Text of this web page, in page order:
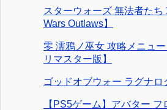
スターウォーズ 無法者た
Wars Outlaws】
零 濡鴉ノ巫女 攻略メニュ
リマスター版】
ゴッドオブウォー ラグナロ
【PS5ゲーム】アバター